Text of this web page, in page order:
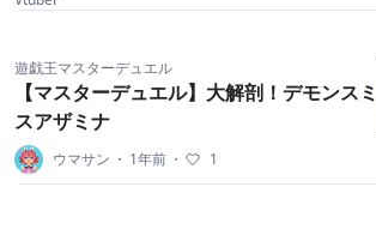
遊戯王マスターデュエル
【マスターデュエル】大解剖！デモンスミ
スアザミナ
ウマサン ・ 1年前 ・ 1